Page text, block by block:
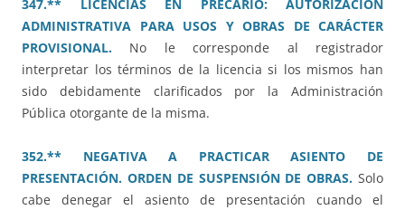
347.** LICENCIAS EN PRECARIO: AUTORIZACIÓN
ADMINISTRATIVA PARA USOS Y OBRAS DE CARÁCTER
PROVISIONAL. No le corresponde al registrador
interpretar los términos de la licencia si los mismos han
sido debidamente clarificados por la Administración
Pública otorgante de la misma.
352.** NEGATIVA A PRACTICAR ASIENTO DE
PRESENTACIÓN. ORDEN DE SUSPENSIÓN DE OBRAS. Solo
cabe denegar el asiento de presentación cuando el